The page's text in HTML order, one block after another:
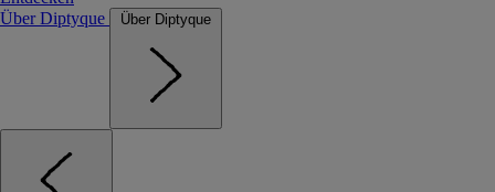
Über Diptyque
Über Diptyque